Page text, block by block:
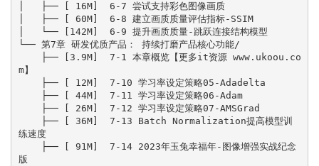
│   ├── [ 16M]  6-7 尝试支持彩色图像画质
│   ├── [ 60M]  6-8 建立画质质量评估指标-SSIM
│   └── [142M]  6-9 提升画质质量-跳跃连接结构模型
└── 第7章 研发优质产品： 持续打磨产品核心功能/
m】
练速度
版